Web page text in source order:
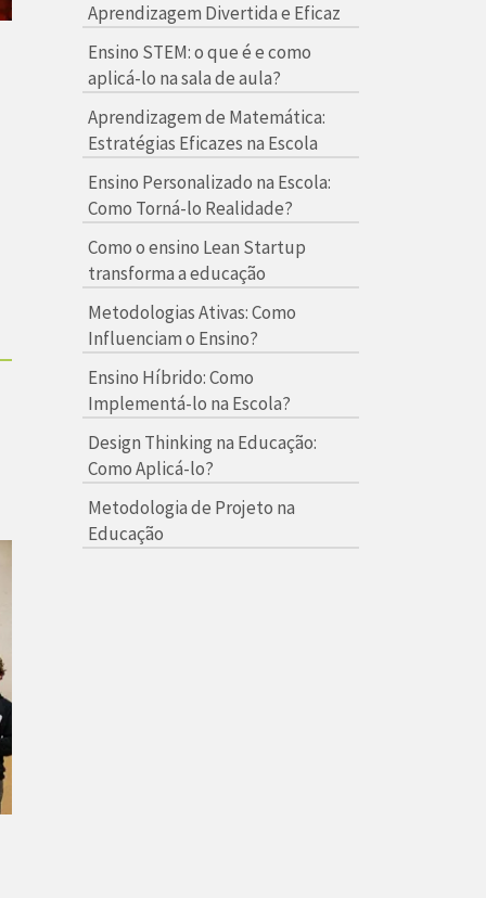
Aprendizagem Divertida e Eficaz
Ensino STEM: o que é e como
aplicá-lo na sala de aula?
Aprendizagem de Matemática:
Estratégias Eficazes na Escola
Ensino Personalizado na Escola:
Como Torná-lo Realidade?
Como o ensino Lean Startup
transforma a educação
Metodologias Ativas: Como
Influenciam o Ensino?
Ensino Híbrido: Como
Implementá-lo na Escola?
Design Thinking na Educação:
Como Aplicá-lo?
Metodologia de Projeto na
Educação